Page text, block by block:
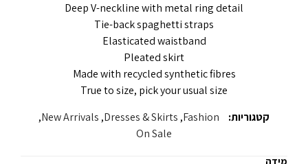
Deep V-neckline with metal ring detail
Tie-back spaghetti straps
Elasticated waistband
Pleated skirt
Made with recycled synthetic fibres
True to size, pick your usual size
קטגוריות:
Fashion
,
Dresses & Skirts
,
New Arrivals
,
On Sale
מידה